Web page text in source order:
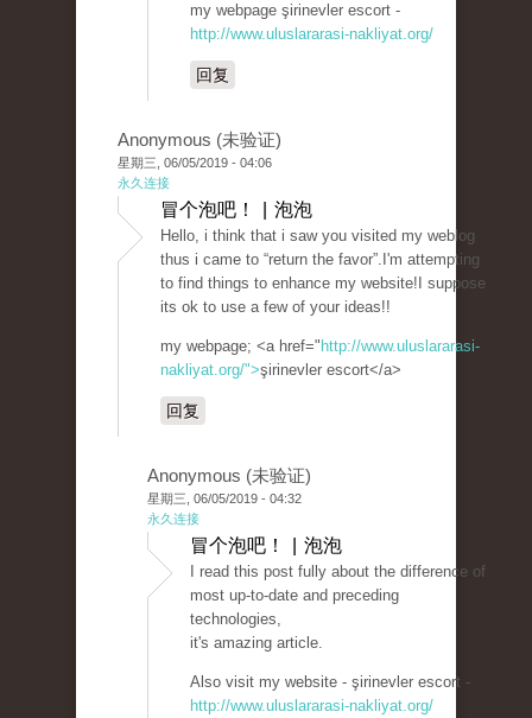
my webpage şirinevler escort -
http://www.uluslararasi-nakliyat.org/
回复
Anonymous (未验证)
星期三, 06/05/2019 - 04:06
永久连接
冒个泡吧！ | 泡泡
Hello, i think that i saw you visited my weblog
thus i came to “return the favor”.I'm attempting
to find things to enhance my website!I suppose
its ok to use a few of your ideas!!
my webpage; <a href=" http://www.uluslararasi-
nakliyat.org/">şirinevler escort</a>
回复
Anonymous (未验证)
星期三, 06/05/2019 - 04:32
永久连接
冒个泡吧！ | 泡泡
I read this post fully about the difference of
most up-to-date and preceding
technologies,
it's amazing article.
Also visit my website - şirinevler escort -
http://www.uluslararasi-nakliyat.org/